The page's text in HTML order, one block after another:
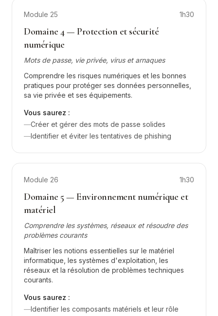
Module 25 1h30
Domaine 4 — Protection et sécurité
numérique
Mots de passe, vie privée, virus et arnaques
Comprendre les risques numériques et les bonnes
pratiques pour protéger ses données personnelles,
sa vie privée et ses équipements.
Vous saurez :
—Créer et gérer des mots de passe solides
—Identifier et éviter les tentatives de phishing
Module 26 1h30
Domaine 5 — Environnement numérique et
matériel
Comprendre les systèmes, réseaux et résoudre des
problèmes courants
Maîtriser les notions essentielles sur le matériel
informatique, les systèmes d'exploitation, les
réseaux et la résolution de problèmes techniques
courants.
Vous saurez :
—Identifier les composants matériels et leur rôle